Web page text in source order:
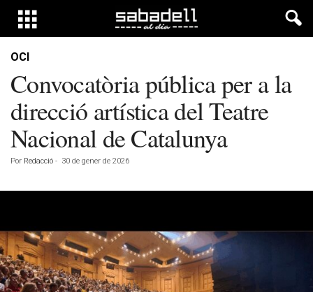
OCI
Convocatòria pública per a la
direcció artística del Teatre
Nacional de Catalunya
Por Redacció - 30 de gener de 2026